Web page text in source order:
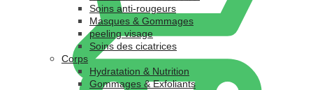
Soins anti-rougeurs
Masques & Gommages
peeling visage
Soins des cicatrices
Corps
Hydratation & Nutrition
Gommages & Exfoliants